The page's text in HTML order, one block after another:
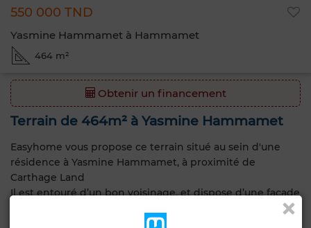
550 000 TND
Yasmine Hammamet à Hammamet
464 m²
Obtenir un financement
Terrain de 464m² à Yasmine Hammamet
Easyhome vous propose ce terrain situé au sein d'une
résidence à Yasmine Hammamet, à proximité de
Carthage Land
Il est entouré d’un bon voisinage, et dispose d’une façade